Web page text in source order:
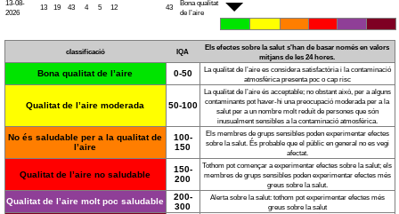
13-08-
2026
13 19 43 4 5 12 43
Bona qualitat
de l’aire
classificació IQA
Els efectes sobre la salut s'han de basar només en valors
mitjans de les 24 hores.
Bona qualitat de l’aire 0-50
La qualitat de l’aire es considera satisfactòria i la contaminació
atmosfèrica presenta poc o cap risc
Qualitat de l’aire moderada 50-100
La qualitat de l’aire és acceptable; no obstant això, per a alguns
contaminants pot haver-hi una preocupació moderada per a la
salut per a un nombre molt reduït de persones que són
inusualment sensibles a la contaminació atmosfèrica.
No és saludable per a la qualitat de
l’aire
100-
150
Els membres de grups sensibles poden experimentar efectes
sobre la salut. És probable que el públic en general no es vegi
afectat.
Qualitat de l’aire no saludable
150-
200
Tothom pot començar a experimentar efectes sobre la salut; els
membres de grups sensibles poden experimentar efectes més
greus sobre la salut.
Qualitat de l’aire molt poc saludable
200-
300
Alerta sobre la salut: tothom pot experimentar efectes més
greus sobre la salut